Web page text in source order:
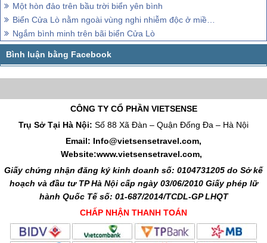
Một hòn đảo trên bầu trời biển yên bình
Biển Cửa Lò nằm ngoài vùng nghi nhiễm độc ở miền Trung
Ngắm bình minh trên bãi biển Cửa Lò
CÔNG TY CỔ PHẦN VIETSENSE
Trụ Sở Tại Hà Nội: Số 88 Xã Đàn – Quận Đống Đa – Hà Nội
Email: Info@vietsensetravel.com,
Website:www.vietsensetravel.com,
Giấy chứng nhận đăng ký kinh doanh số: 0104731205 do Sở kế
hoạch và đầu tư TP Hà Nội cấp ngày 03/06/2010 Giấy phép lữ
hành Quốc Tế số: 01-687/2014/TCDL-GP LHQT
CHẤP NHẬN THANH TOÁN